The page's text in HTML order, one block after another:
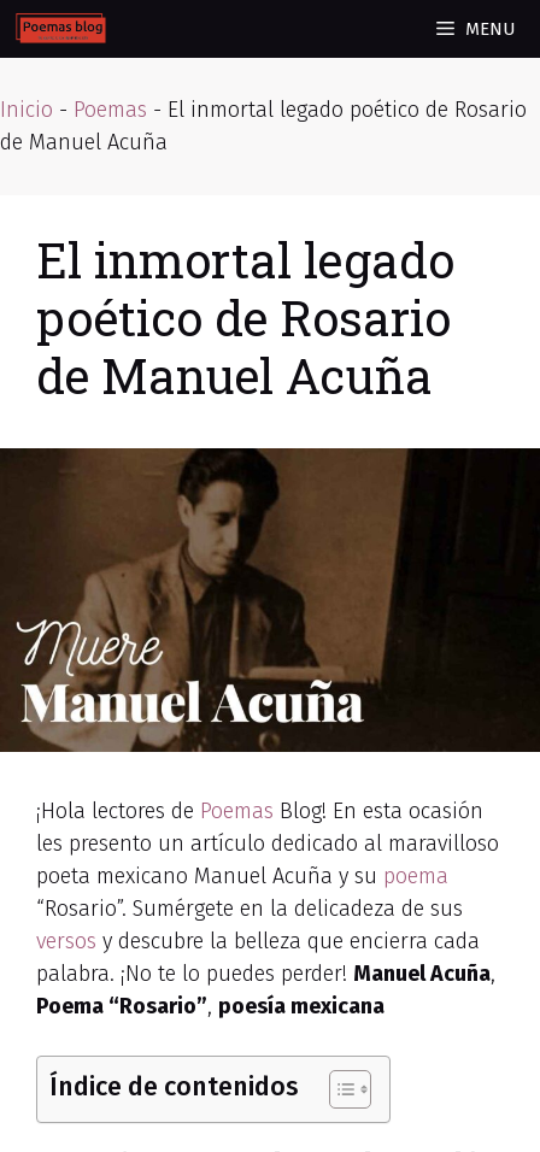
Skip
to
MENU
Inicio - Poemas - El inmortal legado poético de Rosario
de Manuel Acuña
El inmortal legado
poético de Rosario
de Manuel Acuña
¡Hola lectores de Poemas Blog! En esta ocasión
les presento un artículo dedicado al maravilloso
poeta mexicano Manuel Acuña y su poema
“Rosario”. Sumérgete en la delicadeza de sus
versos y descubre la belleza que encierra cada
palabra. ¡No te lo puedes perder! Manuel Acuña,
Poema “Rosario”, poesía mexicana
Índice de contenidos